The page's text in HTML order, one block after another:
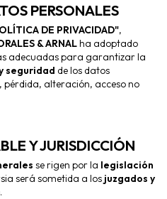
PERSONALES
DE PRIVACIDAD",
& ARNALha adoptado
adecuadas para garantizar la
seguridad de los datos
pérdida, alteración, acceso no
Y JURISDICCIÓN
se rigen por la legislación
será sometida a los juzgados y
.